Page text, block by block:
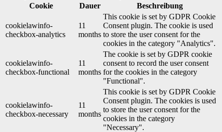
Cookie
Dauer Beschreibung
cookielawinfo-
checkbox-analytics
11
months
This cookie is set by GDPR Cookie
Consent plugin. The cookie is used
to store the user consent for the
cookies in the category "Analytics".
cookielawinfo-
checkbox-functional
11
months
The cookie is set by GDPR cookie
consent to record the user consent
for the cookies in the category
"Functional".
cookielawinfo-
checkbox-necessary
11
months
This cookie is set by GDPR Cookie
Consent plugin. The cookies is used
to store the user consent for the
cookies in the category
"Necessary".